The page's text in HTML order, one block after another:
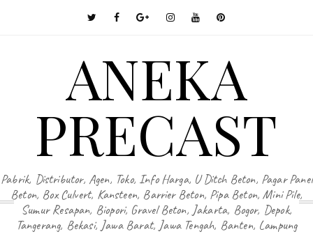
ANEKA
PRECAST
Pabrik, Distributor, Agen, Toko, Info Harga, U Ditch Beton, Pagar Panel
Beton, Box Culvert, Kansteen, Barrier Beton, Pipa Beton, Mini Pile,
Sumur Resapan, Biopori, Gravel Beton, Jakarta, Bogor, Depok,
Tangerang, Bekasi, Jawa Barat, Jawa Tengah, Banten, Lampung